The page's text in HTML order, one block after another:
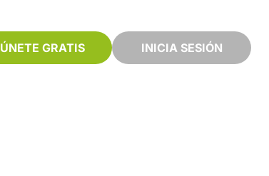
ÚNETE GRATIS INICIA SESIÓN